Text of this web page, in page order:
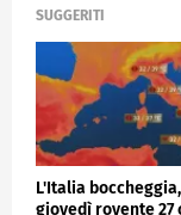
SUGGERITI
L'Italia
giovedì rovente 27